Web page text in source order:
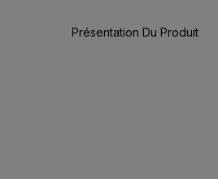
Présentation Du Produit